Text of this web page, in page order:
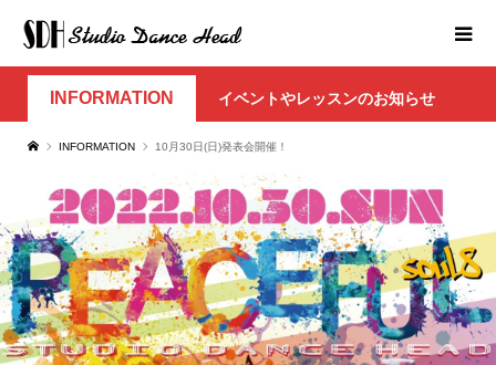
INFORMATION イベントやレッスンのお知らせ
INFORMATION 10月30日(日)発表会開催！